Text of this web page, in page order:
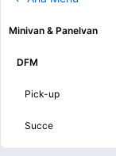
Minivan & Panelvan
DFM
Pick-up
Succe